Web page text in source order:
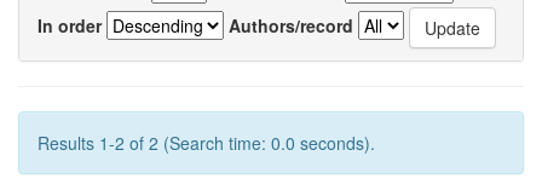
In order
Authors/record
Results 1-2 of 2 (Search time: 0.0 seconds).